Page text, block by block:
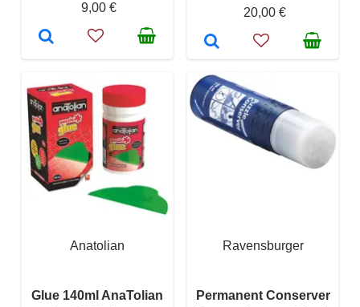
9,00 €
20,00 €
Anatolian
Glue 140ml AnaTolian
Ravensburger
Permanent Conserver